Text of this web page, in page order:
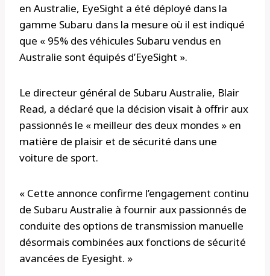
en Australie, EyeSight a été déployé dans la
gamme Subaru dans la mesure où il est indiqué
que « 95% des véhicules Subaru vendus en
Australie sont équipés d’EyeSight ».
Le directeur général de Subaru Australie, Blair
Read, a déclaré que la décision visait à offrir aux
passionnés le « meilleur des deux mondes » en
matière de plaisir et de sécurité dans une
voiture de sport.
« Cette annonce confirme l’engagement continu
de Subaru Australie à fournir aux passionnés de
conduite des options de transmission manuelle
désormais combinées aux fonctions de sécurité
avancées de Eyesight. »